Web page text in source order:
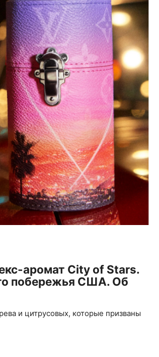
аромат City of Stars.
побережья США. Об
и цитрусовых, которые призваны